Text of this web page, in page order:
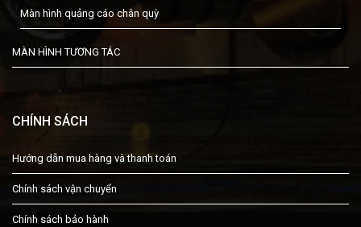
Màn hình quảng cáo chân quỳ
MÀN HÌNH TƯƠNG TÁC
CHÍNH SÁCH
Hướng dẫn mua hàng và thanh toán
Chính sách vận chuyển
Chính sách bảo hành